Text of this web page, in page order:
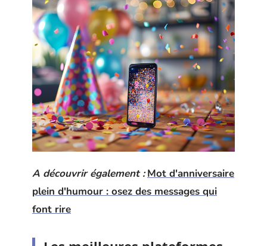
A découvrir également : Mot d'anniversaire
plein d'humour : osez des messages qui
font rire